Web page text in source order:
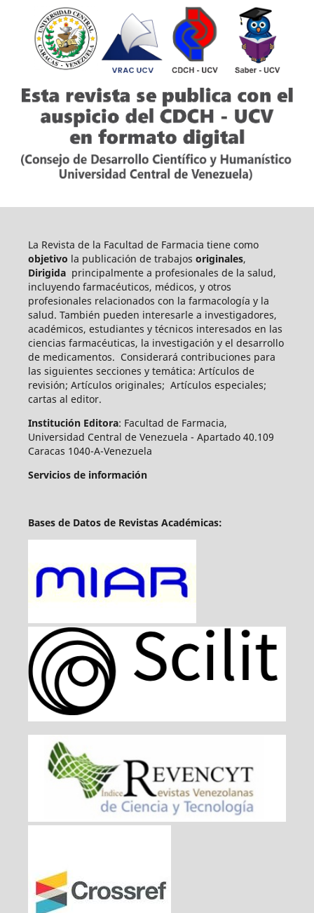
La Revista de la Facultad de Farmacia tiene como
objetivo la publicación de trabajos originales,
Dirigida principalmente a profesionales de la salud,
incluyendo farmacéuticos, médicos, y otros
profesionales relacionados con la farmacología y la
salud. También pueden interesarle a investigadores,
académicos, estudiantes y técnicos interesados en las
ciencias farmacéuticas, la investigación y el desarrollo
de medicamentos. Considerará contribuciones para
las siguientes secciones y temática: Artículos de
revisión; Artículos originales; Artículos especiales;
cartas al editor.
Institución Editora: Facultad de Farmacia,
Universidad Central de Venezuela - Apartado 40.109
Caracas 1040-A-Venezuela
Servicios de información
Bases de Datos de Revistas Académicas: